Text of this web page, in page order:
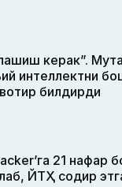
керак”.
интеллектни
билдирди
21 нафар
ЙТҲ содир